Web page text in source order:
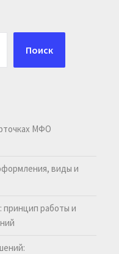
Поиск
МФО
виды и
принцип работы и